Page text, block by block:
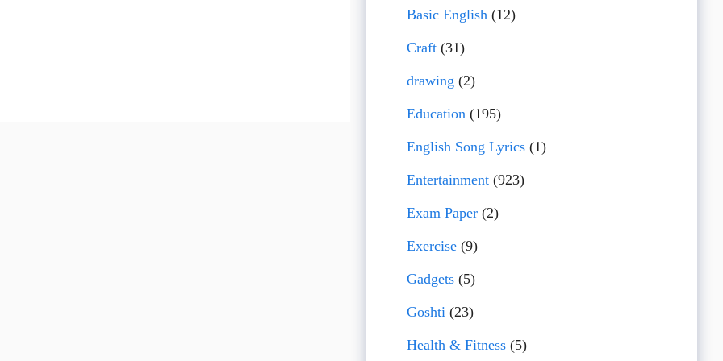
Basic English (12)
Craft (31)
drawing (2)
Education (195)
English Song Lyrics (1)
Entertainment (923)
Exam Paper (2)
Exercise (9)
Gadgets (5)
Goshti (23)
Health & Fitness (5)